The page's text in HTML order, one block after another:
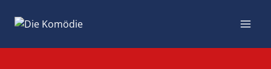
Inhalt